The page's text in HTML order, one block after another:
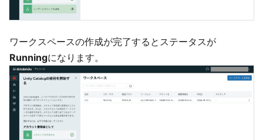
ワークスペースの作成が完了するとステータスが
Runningになります。